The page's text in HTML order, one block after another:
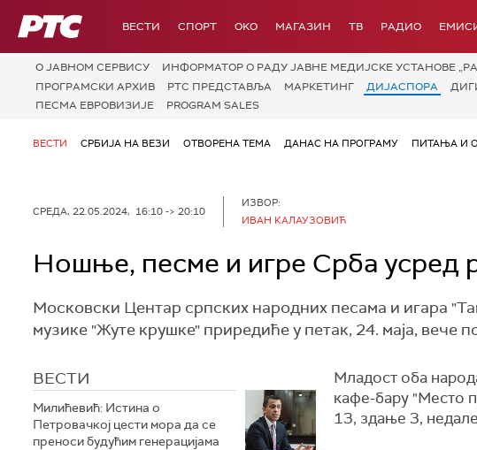
РТС ВЕСТИ СПОРТ OKO МАГАЗИН ТВ РАДИО
О JАВНОМ СЕРВИСУ ИНФОРМАТОР О РАДУ ЈАВНЕ МЕДИЈСКЕ УСТАНОВЕ
ПРОГРАМСКИ АРХИВ
РТС ПРЕДСТАВЉА МАРКЕТИНГ ДИЈАСПОРА
ПЕСМА ЕВРОВИЗИЈЕ
PROGRAM SALES
ВЕСТИ СРБИЈА НА ВЕЗИ ОТВОРЕНА ТЕМА ДАНАС НА ПРОГРАМУ ПИТАЊА И
СРЕДА, 22.05.2024, 16:10 -> 20:10
ИЗВОР:
ИВАН КАЛАУЗОВИЋ
Ношње, песме и игре Срба усред
Московски Центар српских народних песама и игара
музике "Жуте крушке" приредиће у петак, 24. маја, вече
ВЕСТИ
Милићевић: Истина о
Петровачкој цести мора да се
преноси будућим генерацијама
Младост оба
кафе-бару "Место
13, здање 3,